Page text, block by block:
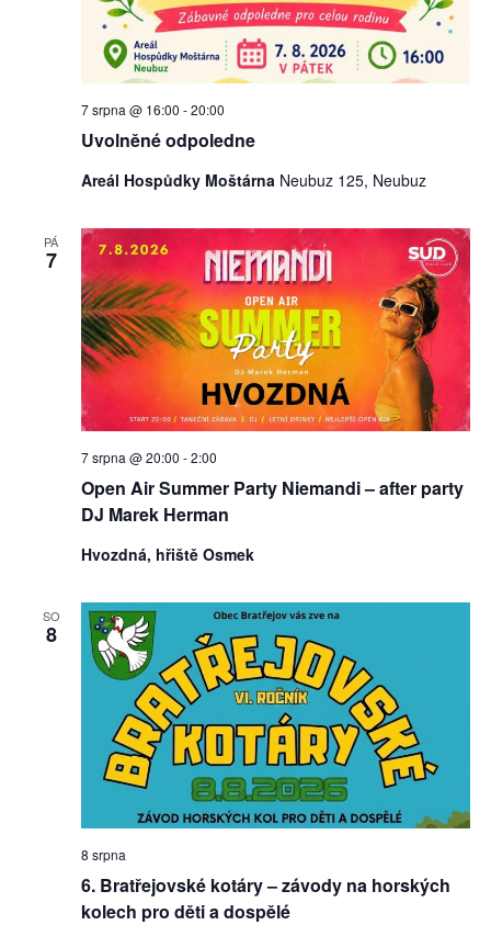
Uvolněné odpoledne
7 srpna @ 16:00 -20:00
Areál Hospůdky Moštárna Neubuz 125, Neubuz
PÁ
7
Open Air Summer Party Niemandi – after party
DJ Marek Herman
7 srpna @ 20:00 -2:00
Hvozdná, hřiště Osmek
SO
8
6. Bratřejovské kotáry – závody na horských
kolech pro děti a dospělé
8 srpna